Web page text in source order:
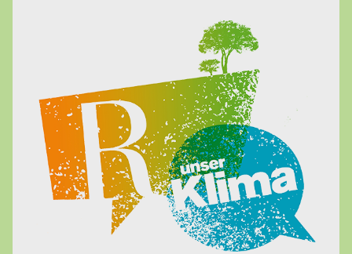
Energie-Workshops und Beratung
Offene Energie-Sprechstunde
Energie-Exkursionen
ChangeABLE
ChangeABLE Befragung
ChangeABLE Partner